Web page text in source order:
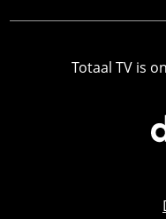
Totaal TV is